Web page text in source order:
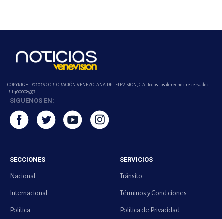
COPYRIGHT ©2026 CORPORACIÓN VENEZOLANA DE TELEVISION, C.A. Todos los derechos reservados.
Rif-j000089337
SIGUENOS EN:
SECCIONES
Nacional
Internacional
Política
SERVICIOS
Tránsito
Términos y Condiciones
Política de Privacidad